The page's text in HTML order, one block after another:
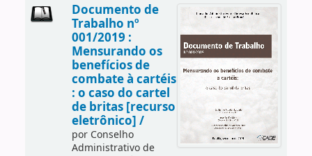
Documento de
Trabalho nº
001/2019 :
Mensurando os
benefícios de
combate à cartéis
: o caso do cartel
de britas [recurso
eletrônico] /
por Conselho
Administrativo de